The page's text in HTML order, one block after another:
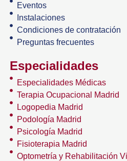
Eventos
Instalaciones
Condiciones de contratación
Preguntas frecuentes
Especialidades
Especialidades Médicas
Terapia Ocupacional Madrid
Logopedia Madrid
Podología Madrid
Psicología Madrid
Fisioterapia Madrid
Optometría y Rehabilitación